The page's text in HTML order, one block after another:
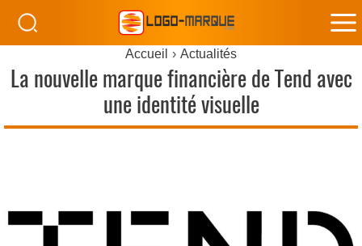
Accueil Actualités
La nouvelle marque financière de Tend avec
une identité visuelle